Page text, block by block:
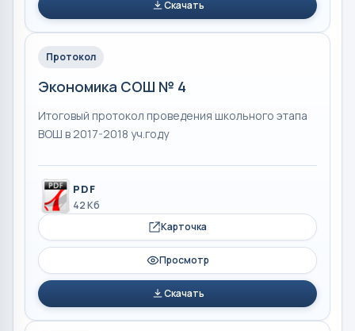
Скачать
Протокол
Экономика СОШ № 4
Итоговый протокол проведения школьного этапа
ВОШ в 2017-2018 уч.году
PDF
42 Кб
Карточка
Просмотр
Скачать